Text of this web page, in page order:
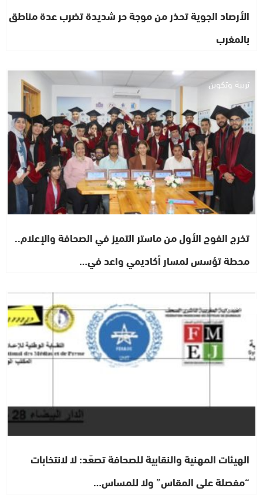
الأرصاد الجوية تحذر من موجة حر شديدة تضرب عدة مناطق
بالمغرب
تربية وتكوين
تخرج الفوج الأول من ماستر التميز في الصحافة والإعلام..
محطة تؤسس لمسار أكاديمي واعد في…
مجتمع
الهيئات المهنية والنقابية للصحافة تصعّد: لا لانتخابات
“مفصلة على المقاس” ولا للمساس…